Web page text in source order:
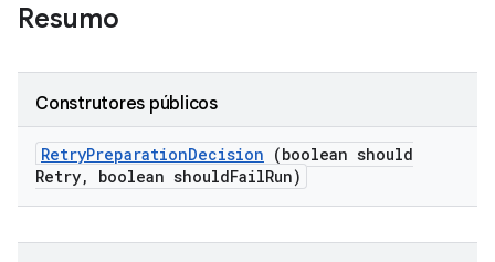
Resumo
Construtores públicos
RetryPreparationDecision (boolean should
Retry, boolean shouldFailRun)